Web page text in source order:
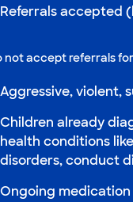
Referrals accepted
not accept referrals
Aggressive, violent,
Children already
health conditions
disorders, conduct
Ongoing